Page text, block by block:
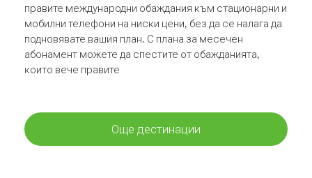
правите международни обаждания към стационарни и
мобилни телефони на ниски цени, без да се налага да
подновявате вашия план. С плана за месечен
абонамент можете да спестите от обажданията,
които вече правите
Още дестинации